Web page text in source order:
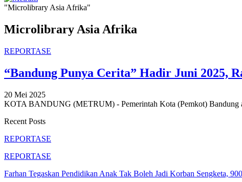
"Microlibrary Asia Afrika"
Microlibrary Asia Afrika
REPORTASE
“Bandung Punya Cerita” Hadir Juni 2025,
20 Mei 2025
KOTA BANDUNG (METRUM) - Pemerintah Kota (Pemkot) Bandung
Recent Posts
REPORTASE
REPORTASE
Farhan Tegaskan Pendidikan Anak Tak Boleh Jadi Korban Sengketa,